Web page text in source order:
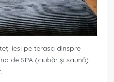
iesi pe terasa dinspre
de SPA (ciubăr și saună)